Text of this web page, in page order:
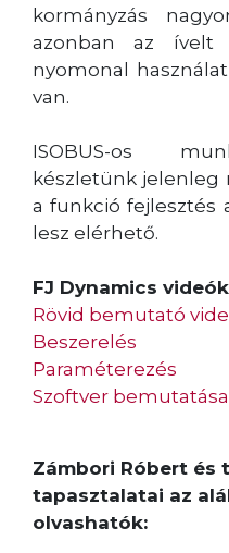
kormányzás
azonban az ívelt
nyomonal
van.
ISOBUS-os
készletünk jelenleg
a funkció fejlesztés
lesz elérhető.
FJ Dynamics
Rövid bemutató
Beszerelés
Paraméterezés
Szoftver bemutatása
Zámbori Róbert és
tapasztalatai az
olvashatók: